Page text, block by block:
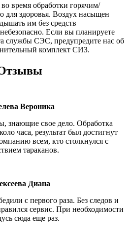
время обработки горячим/
для здоровья. Воздух насыщен
им без средств
Если вы планируете
службы СЭС, предупредите нас об
комплект СИЗ.
Вероника
знающие свое дело. Обработка
часа, результат был достигнут
всем, кто столкнулся с
тараканов.
Диана
с первого раза. Без следов и
сервис. При необходимости
сюда еще раз.